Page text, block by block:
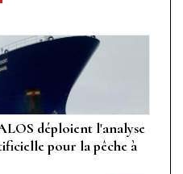
déploient l'analyse
pour la pêche à